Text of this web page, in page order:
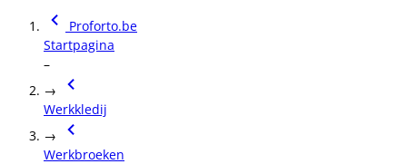
Proforto.be
Startpagina
–
→
Werkkledij
→
Werkbroeken